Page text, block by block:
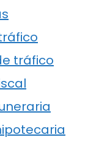
tráfico